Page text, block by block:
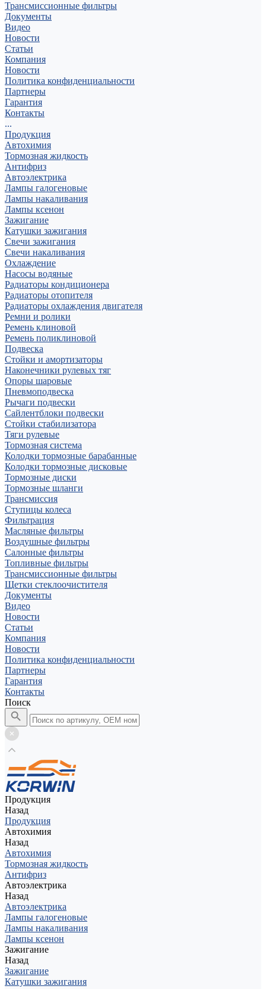
Трансмиссионные фильтры
Документы
Видео
Новости
Статьи
Компания
Новости
Политика конфиденциальности
Партнеры
Гарантия
Контакты
...
Продукция
Автохимия
Тормозная жидкость
Антифриз
Автоэлектрика
Лампы галогеновые
Лампы накаливания
Лампы ксенон
Зажигание
Катушки зажигания
Свечи зажигания
Свечи накаливания
Охлаждение
Насосы водяные
Радиаторы кондиционера
Радиаторы отопителя
Радиаторы охлаждения двигателя
Ремни и ролики
Ремень клиновой
Ремень поликлиновой
Подвеска
Стойки и амортизаторы
Наконечники рулевых тяг
Опоры шаровые
Пневмоподвеска
Рычаги подвески
Сайлентблоки подвески
Стойки стабилизатора
Тяги рулевые
Тормозная система
Колодки тормозные барабанные
Колодки тормозные дисковые
Тормозные диски
Тормозные шланги
Трансмиссия
Ступицы колеса
Фильтрация
Масляные фильтры
Воздушные фильтры
Салонные фильтры
Топливные фильтры
Трансмиссионные фильтры
Щетки стеклоочистителя
Документы
Видео
Новости
Статьи
Компания
Новости
Политика конфиденциальности
Партнеры
Гарантия
Контакты
Поиск
Продукция
Назад
Продукция
Автохимия
Назад
Автохимия
Тормозная жидкость
Антифриз
Автоэлектрика
Назад
Автоэлектрика
Лампы галогеновые
Лампы накаливания
Лампы ксенон
Зажигание
Назад
Зажигание
Катушки зажигания